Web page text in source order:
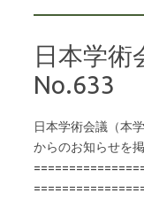
日本学術
No.633
日本学術会議（本
からのお知らせを